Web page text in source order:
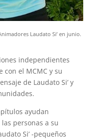
Laudato Si’ en junio.
independientes
el MCMC y su
de Laudato Si’ y
ayudan
personas a su
Si’ -pequeños